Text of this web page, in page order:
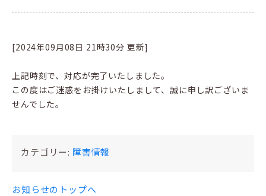
[2024年09月08日 21時30分 更新]
上記時刻で、対応が完了いたしました。
この度はご迷惑をお掛けいたしまして、誠に申し訳ございま
せんでした。
カテゴリー: 障害情報
お知らせのトップへ